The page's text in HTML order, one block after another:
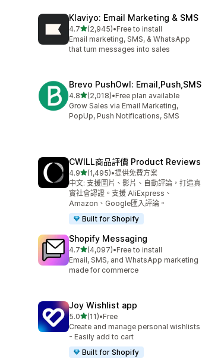
Klaviyo: Email Marketing & SMS
4.7滿分 5 顆星
(2,945)
共有 2945 則評價
•Free to install
Email marketing, SMS, & WhatsApp
that turn messages into sales
Brevo PushOwl: Email,Push,SMS
4.8滿分 5 顆星
(2,018)
共有 2018 則評價
•Free plan available
Grow Sales via Email Marketing,
PopUp, Push Notifications, SMS
CWILL商品評價 Product Reviews
4.9滿分 5 顆星
(1,495)
共有 1495 則評價
•提供免費方案
中文: 支援圖片、影片、自動評論，打造真
實社會認證。支援 AliExpress、
Amazon、Google匯入評論。
Built for Shopify
Shopify Messaging
4.7滿分 5 顆星
(4,097)
共有 4097 則評價
•Free to install
Email, SMS, and WhatsApp marketing
made for commerce
Joy Wishlist app
5.0滿分 5 顆星
(11)
共有 11 則評價
•Free
Create and manage personal wishlists
- Easily add to cart
Built for Shopify